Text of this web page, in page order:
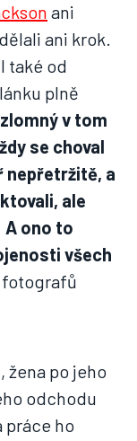
ani
ani krok.
také od
plně
v tom
se choval
nepřetržitě, a
ale
ono to
všech
žena po jeho
odchodu
práce ho